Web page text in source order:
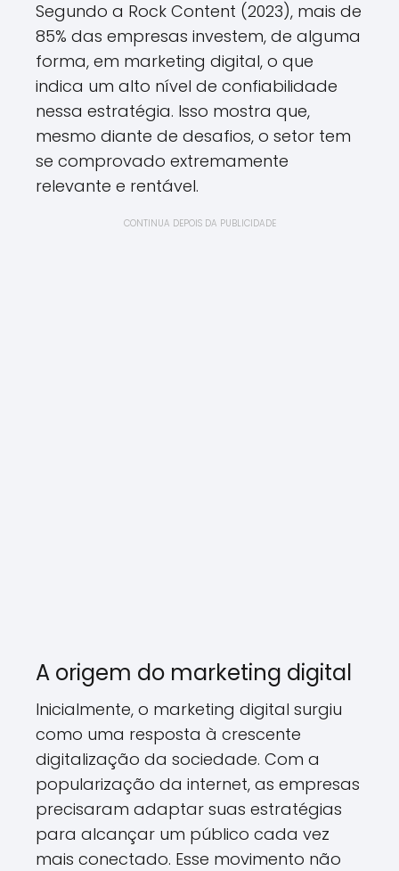
Segundo a Rock Content (2023), mais de
85% das empresas investem, de alguma
forma, em marketing digital, o que
indica um alto nível de confiabilidade
nessa estratégia. Isso mostra que,
mesmo diante de desafios, o setor tem
se comprovado extremamente
relevante e rentável.
CONTINUA DEPOIS DA PUBLICIDADE
A origem do marketing digital
Inicialmente, o marketing digital surgiu
como uma resposta à crescente
digitalização da sociedade. Com a
popularização da internet, as empresas
precisaram adaptar suas estratégias
para alcançar um público cada vez
mais conectado. Esse movimento não